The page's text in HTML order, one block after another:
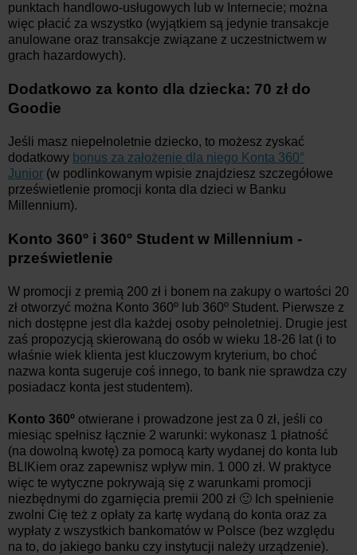
punktach handlowo-usługowych lub w Internecie; można
więc płacić za wszystko (wyjątkiem są jedynie transakcje
anulowane oraz transakcje związane z uczestnictwem w
grach hazardowych).
Dodatkowo za konto dla dziecka: 70 zł do
Goodie
Jeśli masz niepełnoletnie dziecko, to możesz zyskać
dodatkowy bonus za założenie dla niego Konta 360°
Junior (w podlinkowanym wpisie znajdziesz szczegółowe
prześwietlenie promocji konta dla dzieci w Banku
Millennium).
Konto 360º i 360º Student w Millennium -
prześwietlenie
W promocji z premią 200 zł i bonem na zakupy o wartości 20
zł otworzyć można Konto 360º lub 360º Student. Pierwsze z
nich dostępne jest dla każdej osoby pełnoletniej. Drugie jest
zaś propozycją skierowaną do osób w wieku 18-26 lat (i to
właśnie wiek klienta jest kluczowym kryterium, bo choć
nazwa konta sugeruje coś innego, to bank nie sprawdza czy
posiadacz konta jest studentem).
Konto 360º otwierane i prowadzone jest za 0 zł, jeśli co
miesiąc spełnisz łącznie 2 warunki: wykonasz 1 płatność
(na dowolną kwotę) za pomocą karty wydanej do konta lub
BLIKiem oraz zapewnisz wpływ min. 1 000 zł. W praktyce
więc te wytyczne pokrywają się z warunkami promocji
niezbędnymi do zgarnięcia premii 200 zł 🙂 Ich spełnienie
zwolni Cię też z opłaty za kartę wydaną do konta oraz za
wypłaty z wszystkich bankomatów w Polsce (bez względu
na to, do jakiego banku czy instytucji należy urządzenie).